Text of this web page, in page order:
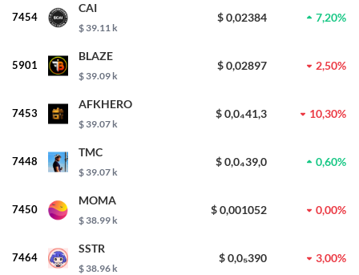
7454
CAI
$ 39.11 k
$ 0,02384 7,20%
5901
BLAZE
$ 39.09 k
$ 0,02897 2,50%
7453
AFKHERO
$ 39.07 k
$ 0,0₄41,3 10,30%
7448
TMC
$ 39.07 k
$ 0,0₄39,0 0,60%
7450
MOMA
$ 38.99 k
$ 0,001052 0,00%
7464
SSTR
$ 38.96 k
$ 0,0₅390 3,00%